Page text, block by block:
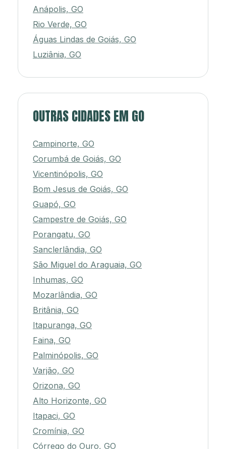
Anápolis, GO
Rio Verde, GO
Águas Lindas de Goiás, GO
Luziânia, GO
OUTRAS CIDADES EM GO
Campinorte, GO
Corumbá de Goiás, GO
Vicentinópolis, GO
Bom Jesus de Goiás, GO
Guapó, GO
Campestre de Goiás, GO
Porangatu, GO
Sanclerlândia, GO
São Miguel do Araguaia, GO
Inhumas, GO
Mozarlândia, GO
Britânia, GO
Itapuranga, GO
Faina, GO
Palminópolis, GO
Varjão, GO
Orizona, GO
Alto Horizonte, GO
Itapaci, GO
Cromínia, GO
Córrego do Ouro, GO